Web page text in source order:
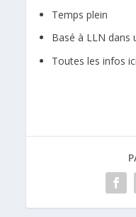
Temps plein
Basé à LLN dans
Toutes les infos ici